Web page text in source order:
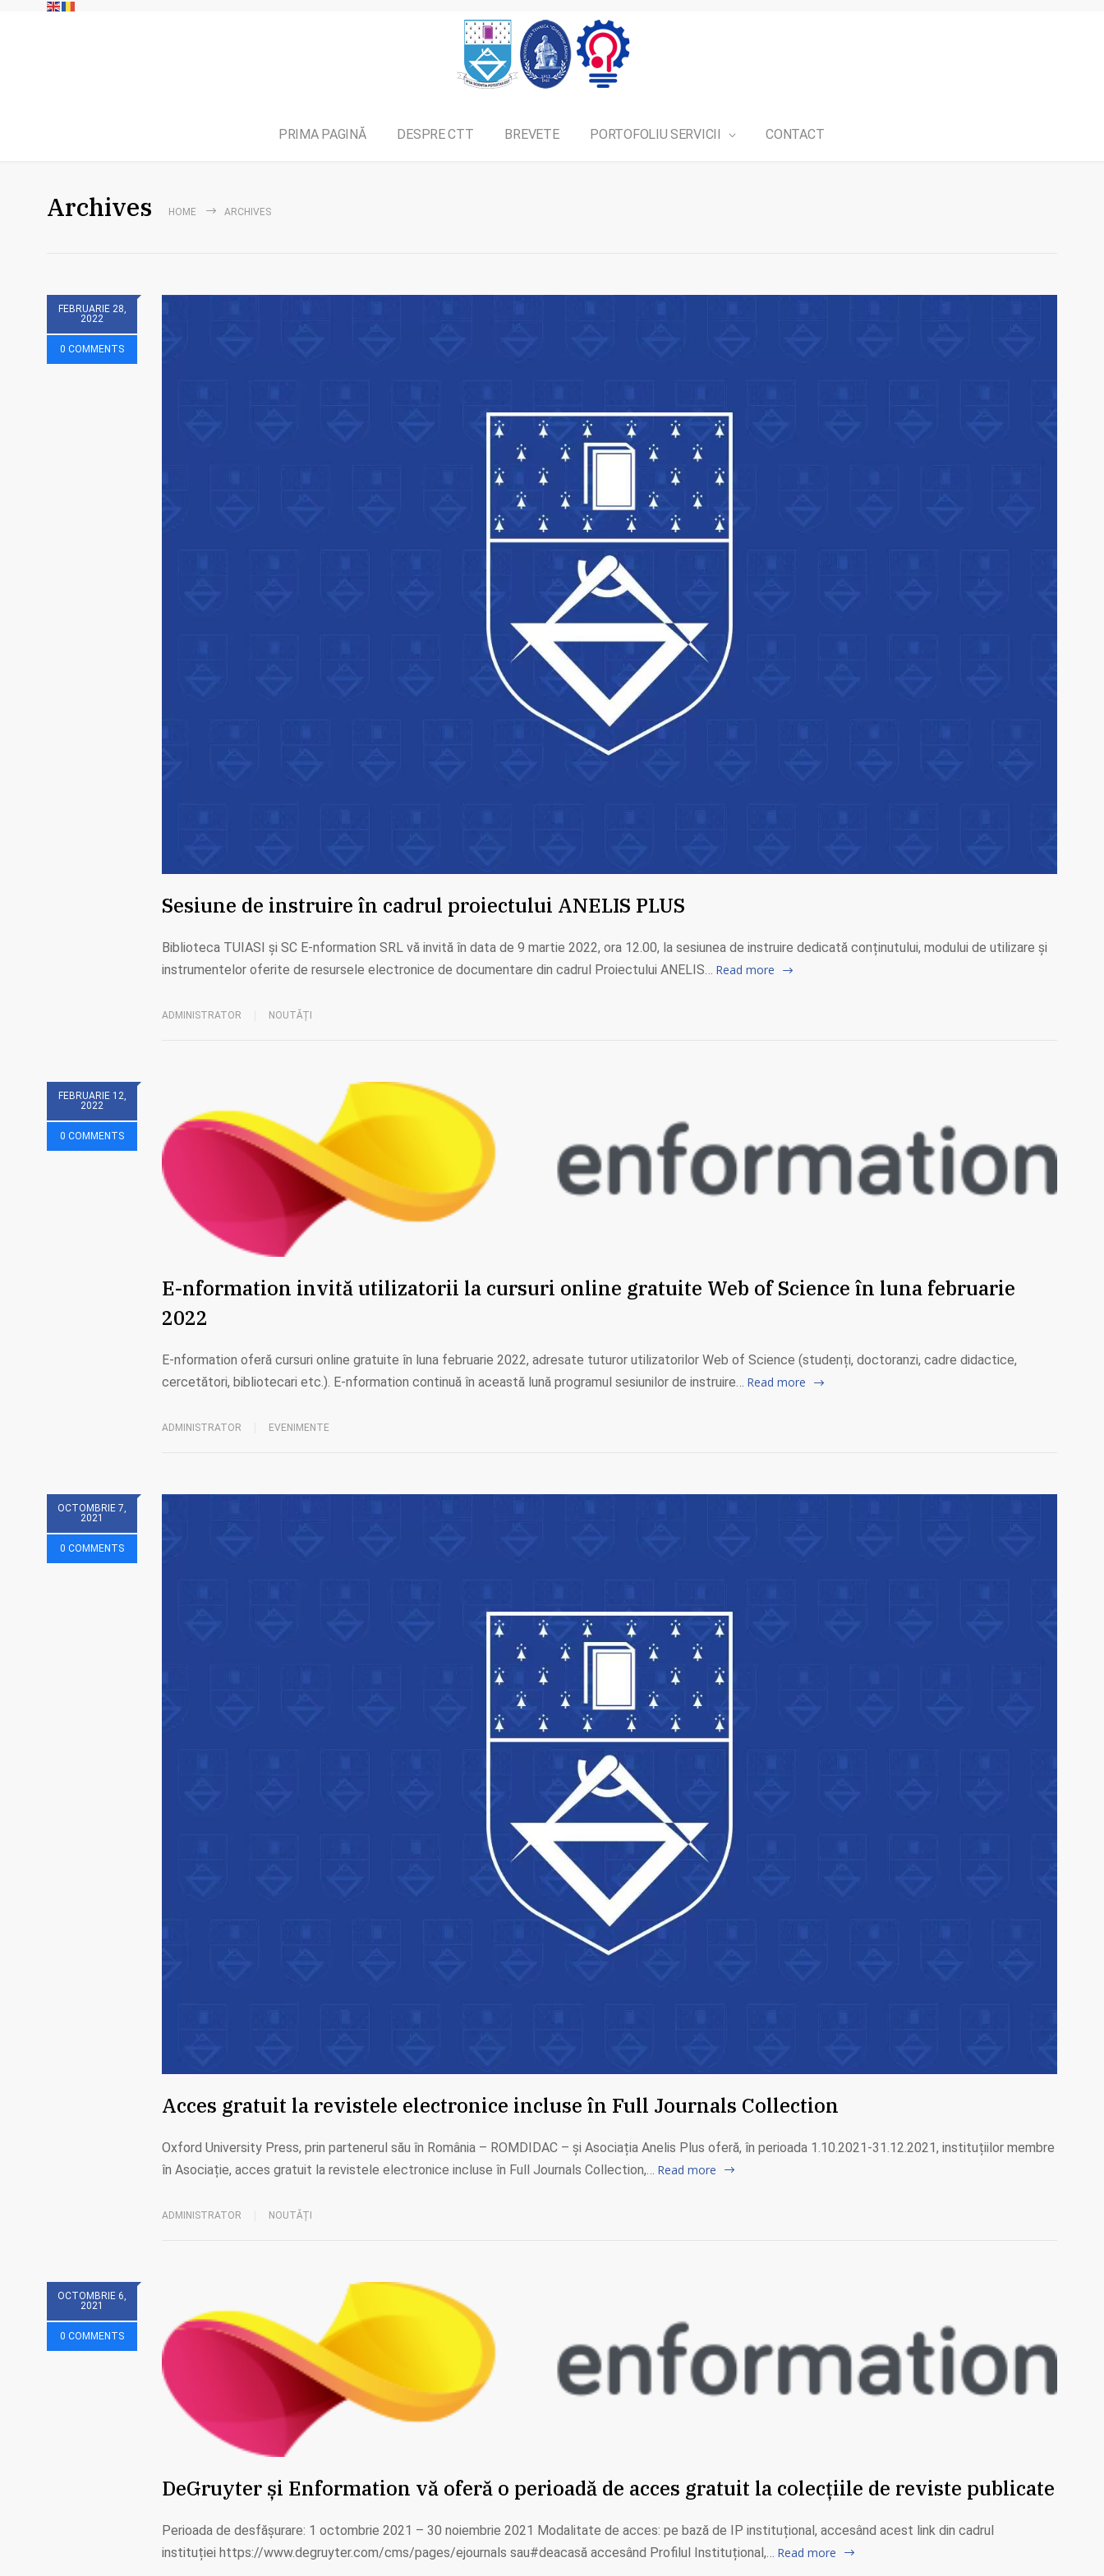
PRIMA PAGINĂ DESPRE CTT BREVETE PORTOFOLIU SERVICII CONTACT
Archives HOME ARCHIVES
FEBRUARIE 28,
2022
0 COMMENTS
Sesiune de instruire în cadrul proiectului ANELIS PLUS
Biblioteca TUIASI și SC E-nformation SRL vă invită în data de 9 martie 2022, ora 12.00, la sesiunea de instruire dedicată conținutului, modului de utilizare și
instrumentelor oferite de resursele electronice de documentare din cadrul Proiectului ANELIS… Read more
ADMINISTRATOR NOUTĂȚI
FEBRUARIE 12,
2022
0 COMMENTS
E-nformation invită utilizatorii la cursuri online gratuite Web of Science în luna februarie
2022
E-nformation oferă cursuri online gratuite în luna februarie 2022, adresate tuturor utilizatorilor Web of Science (studenți, doctoranzi, cadre didactice,
cercetători, bibliotecari etc.). E-nformation continuă în această lună programul sesiunilor de instruire… Read more
ADMINISTRATOR EVENIMENTE
OCTOMBRIE 7,
2021
0 COMMENTS
Acces gratuit la revistele electronice incluse în Full Journals Collection
Oxford University Press, prin partenerul său în România – ROMDIDAC – și Asociația Anelis Plus oferă, în perioada 1.10.2021-31.12.2021, instituțiilor membre
în Asociație, acces gratuit la revistele electronice incluse în Full Journals Collection,…
Read more
ADMINISTRATOR NOUTĂȚI
OCTOMBRIE 6,
2021
0 COMMENTS
DeGruyter și Enformation vă oferă o perioadă de acces gratuit la colecțiile de reviste publicate
Perioada de desfășurare: 1 octombrie 2021 – 30 noiembrie 2021 Modalitate de acces: pe bază de IP instituțional, accesând acest link din cadrul
instituției https://www.degruyter.com/cms/pages/ejournals sau#deacasă accesând Profilul Instituțional,…
Read more